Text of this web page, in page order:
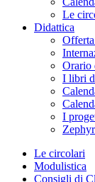
Le
Didattica
Orario
I libri
I
Le circolari
Modulistica
Consigli di